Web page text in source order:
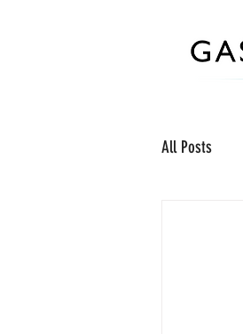
All Posts